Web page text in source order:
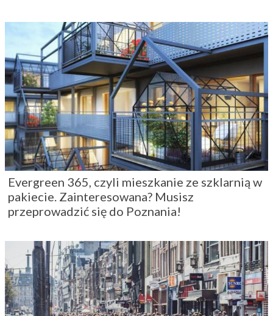
Evergreen 365, czyli mieszkanie ze szklarnią w
pakiecie. Zainteresowana? Musisz
przeprowadzić się do Poznania!